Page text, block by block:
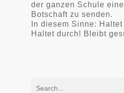
der ganzen Schule
Botschaft zu senden.
In diesem Sinne:
Haltet durch! Bleibt